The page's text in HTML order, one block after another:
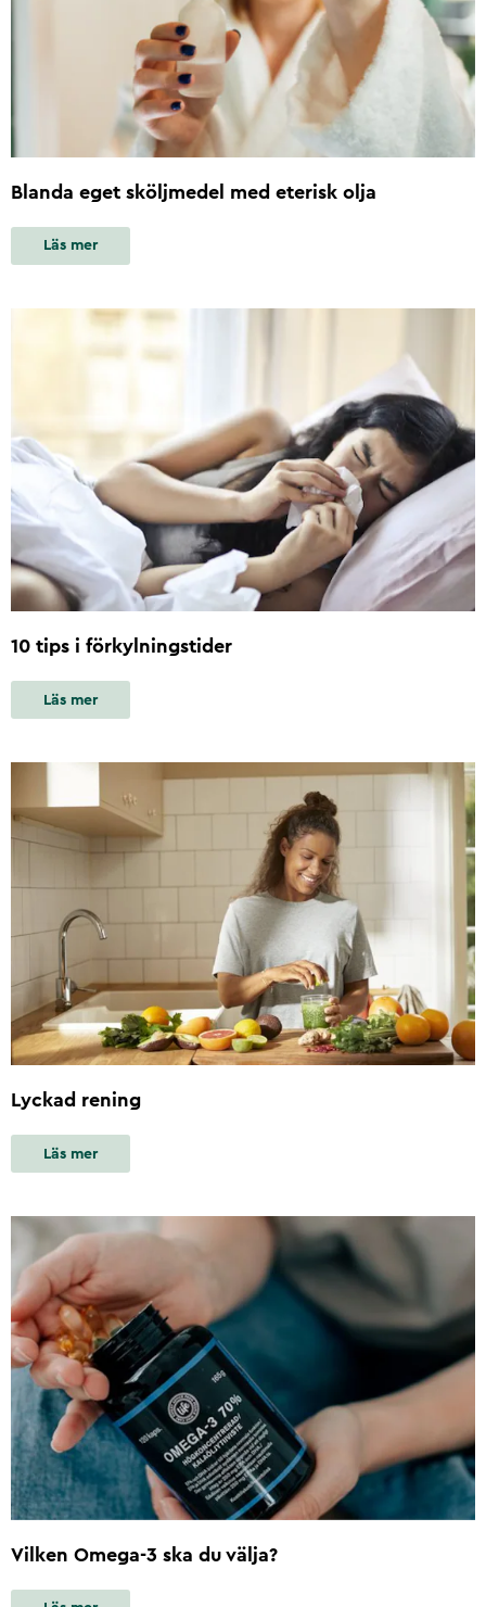
Blanda eget sköljmedel med eterisk olja
Läs mer
10 tips i förkylningstider
Läs mer
Lyckad rening
Läs mer
Vilken Omega-3 ska du välja?